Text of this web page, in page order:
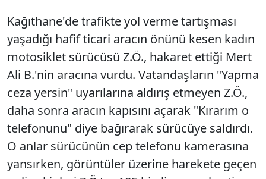
Kağıthane'de trafikte yol verme tartışması
yaşadığı hafif ticari aracın önünü kesen kadın
motosiklet sürücüsü Z.Ö., hakaret ettiği Mert
Ali B.'nin aracına vurdu. Vatandaşların "Yapma
ceza yersin" uyarılarına aldırış etmeyen Z.Ö.,
daha sonra aracın kapısını açarak "Kırarım o
telefonunu" diye bağırarak sürücüye saldırdı.
O anlar sürücünün cep telefonu kamerasına
yansırken, görüntüler üzerine harekete geçen